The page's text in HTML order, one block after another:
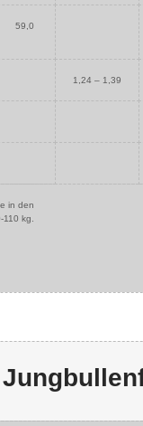
59,0
1,24 – 1,39
in den
kg.